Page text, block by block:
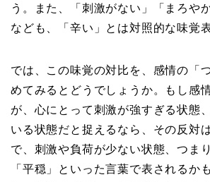
う。また、「刺激がない」「まろや
なども、「辛い」とは対照的な味覚
では、この味覚の対比を、感情の「
めてみるとどうでしょうか。もし感
が、心にとって刺激が強すぎる状態
いる状態だと捉えるなら、その反対
で、刺激や負荷が少ない状態、つま
「平穏」といった言葉で表されるか